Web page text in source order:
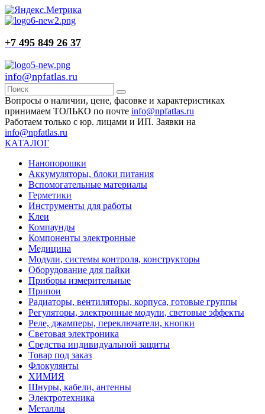
+7 495 849 26 37
info@npfatlas.ru
Вопросы о наличии, цене, фасовке и характеристиках
принимаем ТОЛЬКО по почте info@npfatlas.ru
Работаем только с юр. лицами и ИП. Заявки на
info@npfatlas.ru
КАТАЛОГ
Нанопорошки
Аккумуляторы, блоки питания
Вспомогательные материалы
Герметики
Инструменты для работы
Клеи
Компаунды
Компоненты электронные
Медицина
Модули, системы контроля, конструкторы
Оборудование для пайки
Приборы измерительные
Припои
Радиаторы, вентиляторы, корпуса, готовые группы
Регуляторы, электронные модули, световые эффекты
Реле, джамперы, переключатели, кнопки
Световая электроника
Средства индивидуальной защиты
Товар под заказ
Флокулянты
ХИМИЯ
Шнуры, кабели, антенны
Электротехника
Металлы